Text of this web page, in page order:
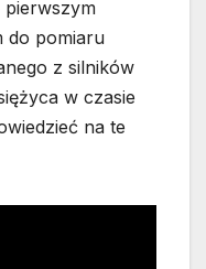
pierwszym
do pomiaru
z silników
w czasie
na te